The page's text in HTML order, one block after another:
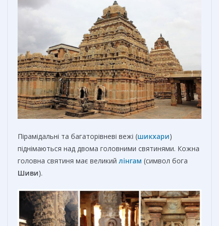
Пірамідальні та багаторівневі вежі (шикхари)
піднімаються над двома головними святинями. Кожна
головна святиня має великий лінгам (символ бога
Шиви).